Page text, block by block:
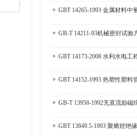
GBT 14265-1993 金属材料
GB-T 14211-93机械密封试验
GBT 14173-2008 水利水电
GBT 14152-1993 热塑性塑
GB-T 13958-1992无直流励